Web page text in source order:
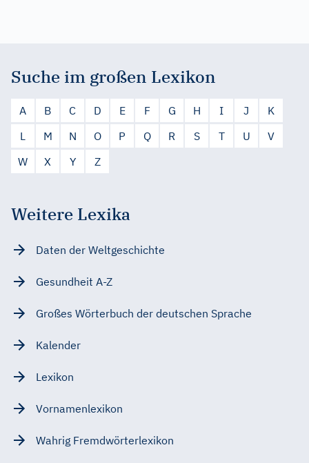
Suche im großen Lexikon
A B C D E F G H I J
K
L
M N O P Q R S T U
V
W
X Y Z
Weitere Lexika
Daten der Weltgeschichte
Gesundheit A-Z
Großes Wörterbuch der deutschen Sprache
Kalender
Lexikon
Vornamenlexikon
Wahrig Fremdwörterlexikon